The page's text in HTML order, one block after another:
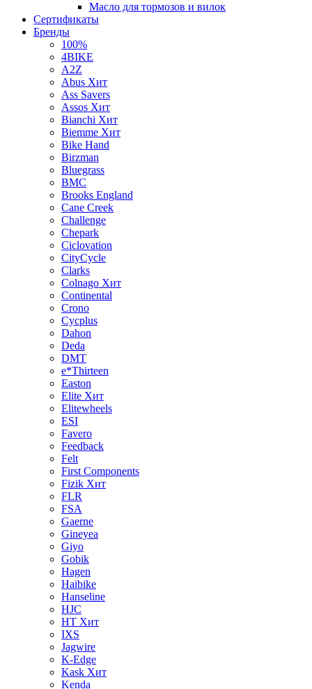
Масло для тормозов и вилок
Сертификаты
Бренды
100%
4BIKE
A2Z
Abus Хит
Ass Savers
Assos Хит
Bianchi Хит
Biemme Хит
Bike Hand
Birzman
Bluegrass
BMC
Brooks England
Cane Creek
Challenge
Chepark
Ciclovation
CityCycle
Clarks
Colnago Хит
Continental
Crono
Cycplus
Dahon
Deda
DMT
e*Thirteen
Easton
Elite Хит
Elitewheels
ESI
Favero
Feedback
Felt
First Components
Fizik Хит
FLR
FSA
Gaerne
Gineyea
Giyo
Gobik
Hagen
Haibike
Hanseline
HJC
HT Хит
IXS
Jagwire
K-Edge
Kask Хит
Kenda